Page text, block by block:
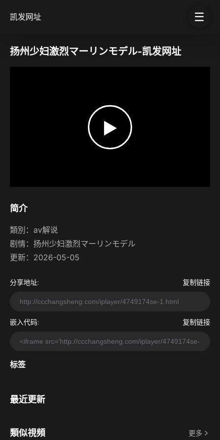
凯发网址 ☰
扬州少妇激烈マーリンモデル-凯发网址
▶
简介
類別： av解说
剧情： 扬州少妇激烈マーリンモデル
更新：2026-05-05
分享地址: 复制链接
嵌入代码: 复制链接
标签
最近更新
類似視頻 更多